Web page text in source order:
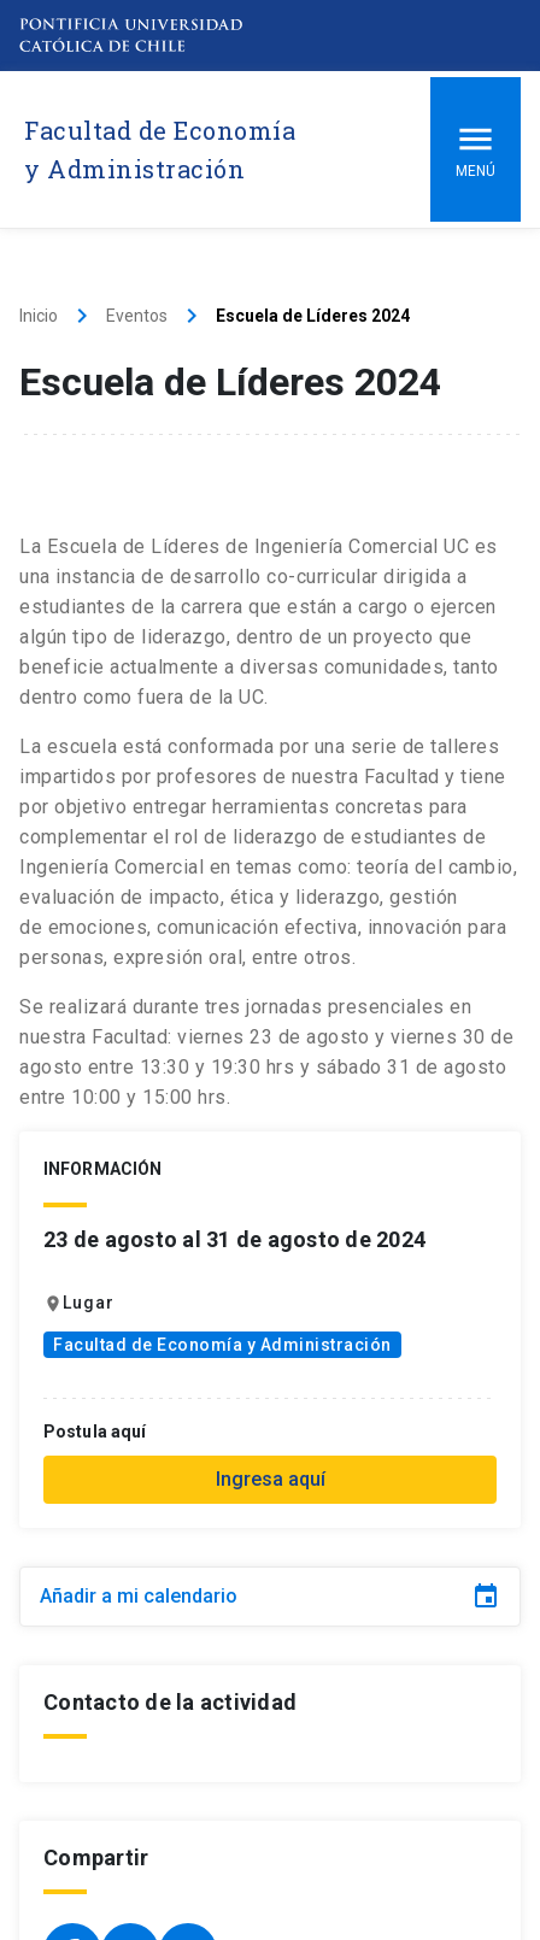
Facultad de Economía
y Administración
MENÚ
Inicio keyboard_arrow_right Eventos keyboard_arrow_right Escuela de Líderes 2024
Escuela de Líderes 2024
La Escuela de Líderes de Ingeniería Comercial UC es
una instancia de desarrollo co-curricular dirigida a
estudiantes de la carrera que están a cargo o ejercen
algún tipo de liderazgo, dentro de un proyecto que
beneficie actualmente a diversas comunidades, tanto
dentro como fuera de la UC.
La escuela está conformada por una serie de talleres
impartidos por profesores de nuestra Facultad y tiene
por objetivo entregar herramientas concretas para
complementar el rol de liderazgo de estudiantes de
Ingeniería Comercial en temas como: teoría del cambio,
evaluación de impacto, ética y liderazgo, gestión
de emociones, comunicación efectiva, innovación para
personas, expresión oral, entre otros.
Se realizará durante tres jornadas presenciales en
nuestra Facultad: viernes 23 de agosto y viernes 30 de
agosto entre 13:30 y 19:30 hrs y sábado 31 de agosto
entre 10:00 y 15:00 hrs.
INFORMACIÓN
23 de agosto al 31 de agosto de 2024
location_on Lugar
Facultad de Economía y Administración
Postula aquí
Ingresa aquí
Añadir a mi calendario event
Contacto de la actividad
Compartir